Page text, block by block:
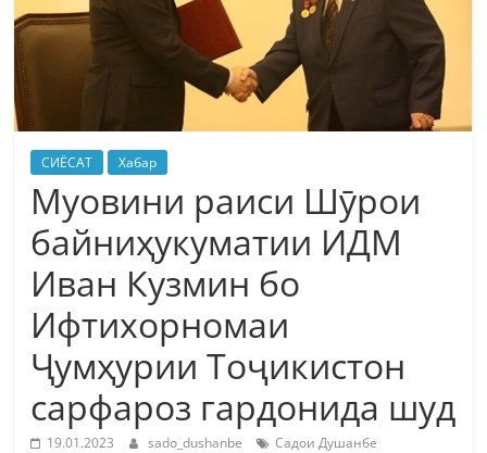
СИЁСАТ Хабар
Муовини раиси Шӯрои
байниҳукуматии ИДМ
Иван Кузмин бо
Ифтихорномаи
Ҷумҳурии Тоҷикистон
сарфароз гардонида шуд
19.01.2023 sado_dushanbe Садои Душанбе